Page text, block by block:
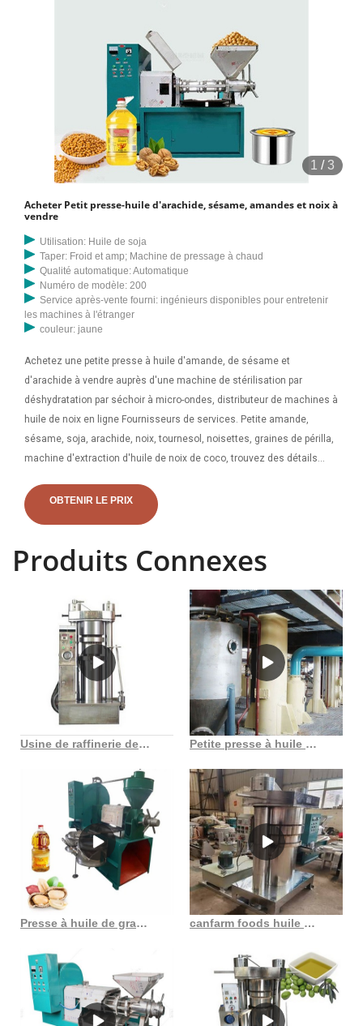
1 /3
Acheter Petit presse-huile d'arachide, sésame, amandes et noix à
vendre
Utilisation: Huile de soja
Taper: Froid et amp; Machine de pressage à chaud
Qualité automatique: Automatique
Numéro de modèle: 200
Service après-vente fourni: ingénieurs disponibles pour entretenir
les machines à l'étranger
couleur: jaune
Achetez une petite presse à huile d'amande, de sésame et
d'arachide à vendre auprès d'une machine de stérilisation par
déshydratation par séchoir à micro-ondes, distributeur de machines à
huile de noix en ligne Fournisseurs de services. Petite amande,
sésame, soja, arachide, noix, tournesol, noisettes, graines de périlla,
machine d'extraction d'huile de noix de coco, trouvez des détails
de coco, machine d'extraction d'huile de noix de coco, machine
d'extraction d'huile de noix de coco, machine d'extraction d'huile
OBTENIR LE PRIX
Produits Connexes
Usine de raffinerie de pétrole Machine de raffinage d’huile de tournesol en France Petite presse à huile de germe de blé, japon Anyang Gemco Energy au Bénin
Presse à huile de graines noires, machine à briquettes, en france canfarm foods huile de canola vierge pressée à froid bienvenue au Congo Démocratie